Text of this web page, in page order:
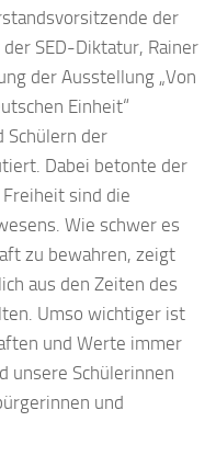
der
SED-Diktatur, Rainer
der Ausstellung „Von
Einheit“
Schülern der
Dabei betonte der
sind die
Wie schwer es
zu bewahren, zeigt
aus den Zeiten des
Umso wichtiger ist
und Werte immer
unsere Schülerinnen
und